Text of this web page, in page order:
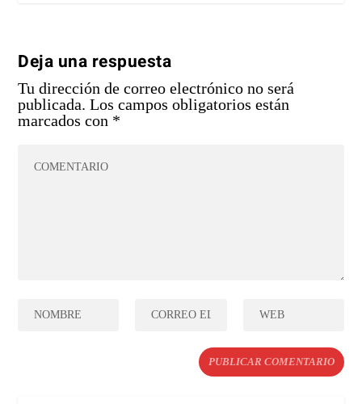
Deja una respuesta
Tu dirección de correo electrónico no será
publicada. Los campos obligatorios están
marcados con *